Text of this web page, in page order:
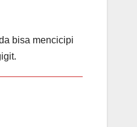
bisa mencicipi